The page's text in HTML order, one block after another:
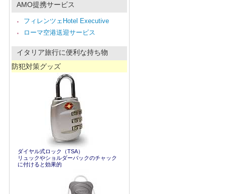
AMO提携サービス
フィレンツェHotel Executive
ローマ空港送迎サービス
イタリア旅行に便利な持ち物
防犯対策グッズ
ダイヤル式ロック（TSA）
リュックやショルダーバックのチャック
に付けると効果的